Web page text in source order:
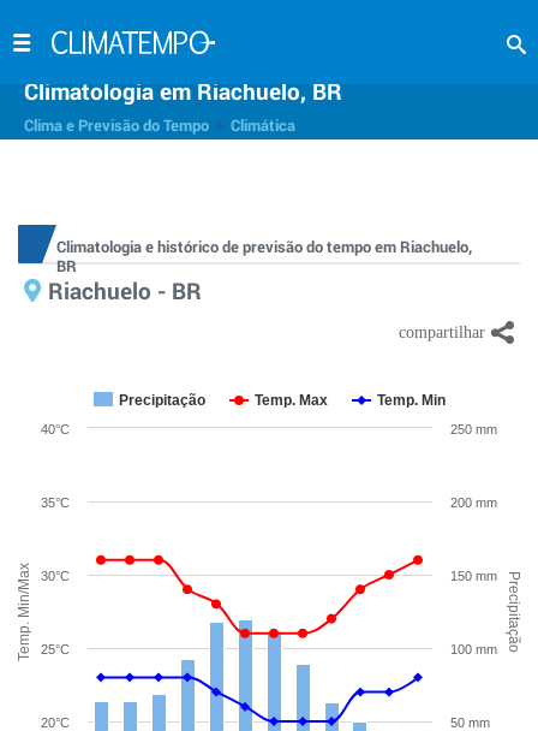
Climatologia em Riachuelo, BR
Clima e Previsão do Tempo Climática
Climatologia e histórico de previsão do tempo em Riachuelo,
BR
Riachuelo - BR
Temp. Min/Max Precipitação
Precipitação Temp. Max Temp. Min
20°C
25°C
30°C
35°C
40°C
50 mm
100 mm
150 mm
200 mm
250 mm